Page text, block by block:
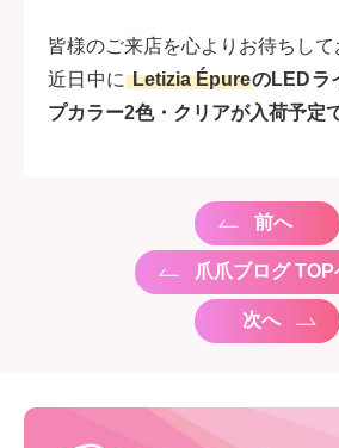
皆様のご来店を心よりお待ちして
近日中に Letizia ÉpureのLEDラ
プカラー2色・クリアが入荷予定
前へ
爪爪ブログ TOP
次へ